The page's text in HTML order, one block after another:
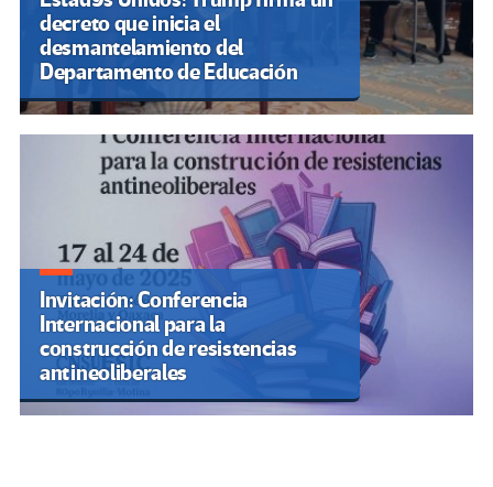
decreto que inicia el
desmantelamiento del
Departamento de Educación
Invitación: Conferencia
Internacional para la
construcción de resistencias
antineoliberales